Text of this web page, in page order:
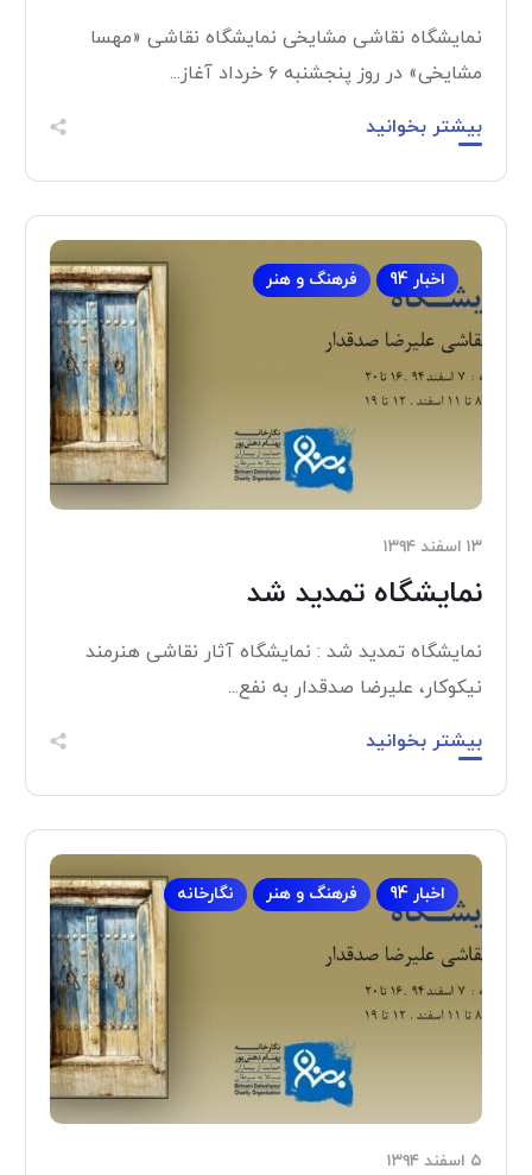
نمایشگاه نقاشی مشایخی نمایشگاه نقاشی «مهسا
مشایخی» در روز پنجشنبه ۶ خرداد آغاز...
بیشتر بخوانید
اخبار 94 فرهنگ و هنر
۱۳ اسفند ۱۳۹۴
نمایشگاه تمدید شد
نمایشگاه تمدید شد : نمایشگاه آثار نقاشی هنرمند
نیکوکار، علیرضا صدقدار به نفع...
بیشتر بخوانید
اخبار 94 فرهنگ و هنر نگارخانه
۵ اسفند ۱۳۹۴